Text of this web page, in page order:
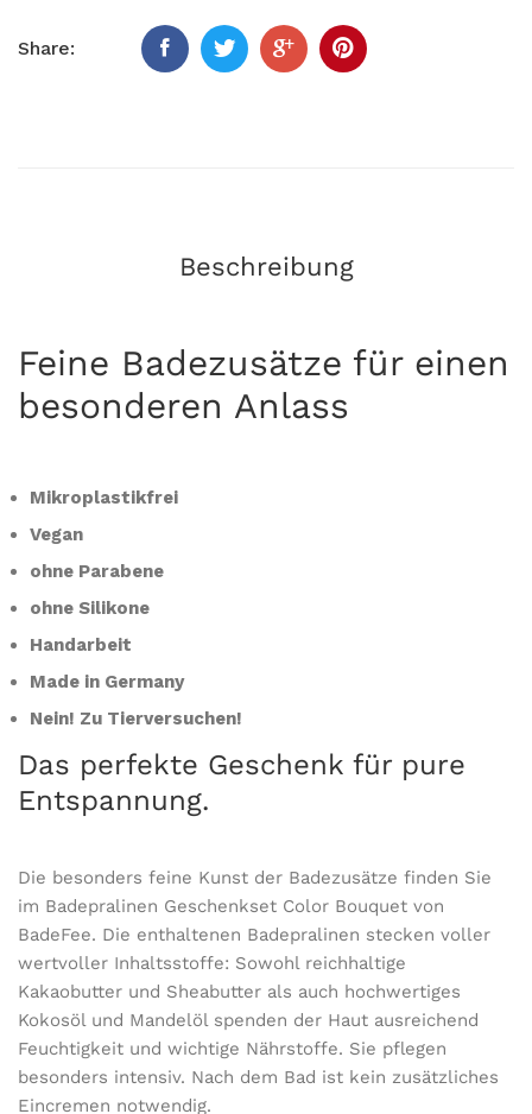
Share:
Beschreibung
Feine Badezusätze für einen
besonderen Anlass
Mikroplastikfrei
Vegan
ohne Parabene
ohne Silikone
Handarbeit
Made in Germany
Nein! Zu Tierversuchen!
Das perfekte Geschenk für pure
Entspannung.
Die besonders feine Kunst der Badezusätze finden Sie
im Badepralinen Geschenkset Color Bouquet von
BadeFee. Die enthaltenen Badepralinen stecken voller
wertvoller Inhaltsstoffe: Sowohl reichhaltige
Kakaobutter und Sheabutter als auch hochwertiges
Kokosöl und Mandelöl spenden der Haut ausreichend
Feuchtigkeit und wichtige Nährstoffe. Sie pflegen
besonders intensiv. Nach dem Bad ist kein zusätzliches
Eincremen notwendig.